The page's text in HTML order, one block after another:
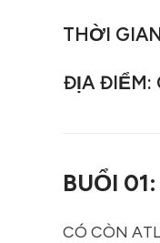
THỜI
ĐỊA ĐIỂM:
BUỔI
CÓ CÒN